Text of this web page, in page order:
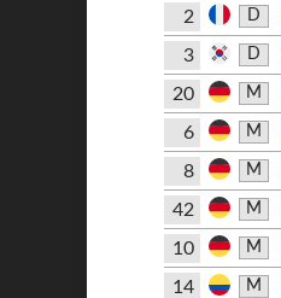
2 D
3 D
20
M
6
M
8 M
42
M
10
M
14 M